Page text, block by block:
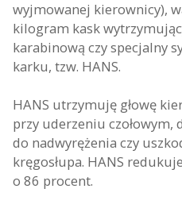
wyjmowanej kierownicy),
kilogram kask
karabinową czy specjalny
karku, tzw. HANS.
HANS utrzymuję głowę
przy uderzeniu czołowym,
do nadwyrężenia czy
kręgosłupa. HANS
o 86 procent.